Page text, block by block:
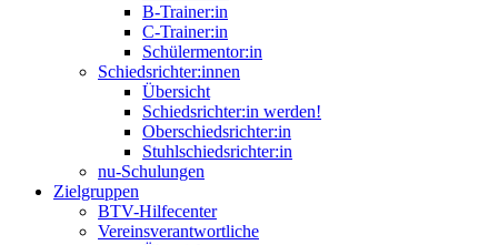
B-Trainer:in
C-Trainer:in
Schülermentor:in
Schiedsrichter:innen
Übersicht
Schiedsrichter:in werden!
Oberschiedsrichter:in
Stuhlschiedsrichter:in
nu-Schulungen
Zielgruppen
BTV-Hilfecenter
Vereinsverantwortliche